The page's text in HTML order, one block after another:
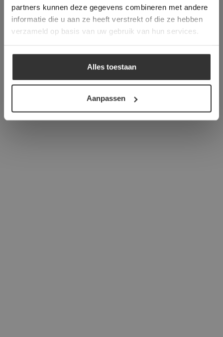
partners kunnen deze gegevens combineren met andere
informatie die u aan ze heeft verstrekt of die ze hebben
verzameld op basis van uw gebruik van hun services.
Alles toestaan
Aanpassen
verder
ALLES ACCEPTEREN
ALLES AFWIJZEN
DETAILS WEERGEVEN